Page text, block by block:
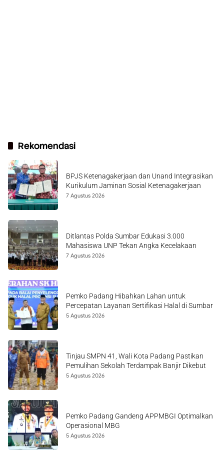
Rekomendasi
BPJS Ketenagakerjaan dan Unand Integrasikan
Kurikulum Jaminan Sosial Ketenagakerjaan
7 Agustus 2026
Ditlantas Polda Sumbar Edukasi 3.000
Mahasiswa UNP Tekan Angka Kecelakaan
7 Agustus 2026
Pemko Padang Hibahkan Lahan untuk
Percepatan Layanan Sertifikasi Halal di Sumbar
5 Agustus 2026
Tinjau SMPN 41, Wali Kota Padang Pastikan
Pemulihan Sekolah Terdampak Banjir Dikebut
5 Agustus 2026
Pemko Padang Gandeng APPMBGI Optimalkan
Operasional MBG
5 Agustus 2026